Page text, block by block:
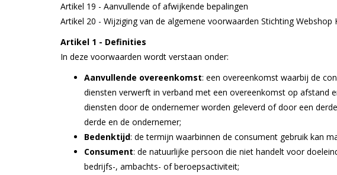
Artikel 19 - Aanvullende of afwijkende bepalingen
Artikel 20 - Wijziging van de algemene voorwaarden Stichting Webshop
Artikel 1 - Definities
In deze voorwaarden wordt verstaan onder:
Aanvullende overeenkomst: een overeenkomst waarbij de
diensten verwerft in verband met een overeenkomst op afstand
diensten door de ondernemer worden geleverd of door een
derde en de ondernemer;
Bedenktijd: de termijn waarbinnen de consument gebruik kan
Consument: de natuurlijke persoon die niet handelt voor
bedrijfs-, ambachts- of beroepsactiviteit;